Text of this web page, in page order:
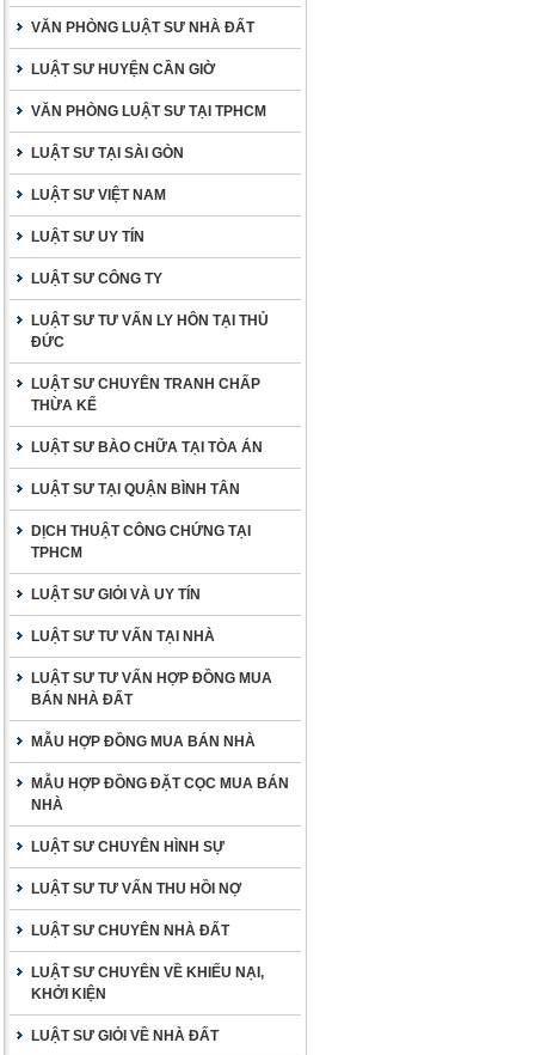
VĂN PHÒNG LUẬT SƯ NHÀ ĐẤT
LUẬT SƯ HUYỆN CẦN GIỜ
VĂN PHÒNG LUẬT SƯ TẠI TPHCM
LUẬT SƯ TẠI SÀI GÒN
LUẬT SƯ VIỆT NAM
LUẬT SƯ UY TÍN
LUẬT SƯ CÔNG TY
LUẬT SƯ TƯ VẤN LY HÔN TẠI THỦ
ĐỨC
LUẬT SƯ CHUYÊN TRANH CHẤP
THỪA KẾ
LUẬT SƯ BÀO CHỮA TẠI TÒA ÁN
LUẬT SƯ TẠI QUẬN BÌNH TÂN
DỊCH THUẬT CÔNG CHỨNG TẠI
TPHCM
LUẬT SƯ GIỎI VÀ UY TÍN
LUẬT SƯ TƯ VẤN TẠI NHÀ
LUẬT SƯ TƯ VẤN HỢP ĐỒNG MUA
BÁN NHÀ ĐẤT
MẪU HỢP ĐỒNG MUA BÁN NHÀ
MẪU HỢP ĐỒNG ĐẶT CỌC MUA BÁN
NHÀ
LUẬT SƯ CHUYÊN HÌNH SỰ
LUẬT SƯ TƯ VẤN THU HỒI NỢ
LUẬT SƯ CHUYÊN NHÀ ĐẤT
LUẬT SƯ CHUYÊN VỀ KHIẾU NẠI,
KHỞI KIỆN
LUẬT SƯ GIỎI VỀ NHÀ ĐẤT